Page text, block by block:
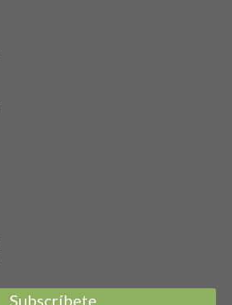
Subscríbete